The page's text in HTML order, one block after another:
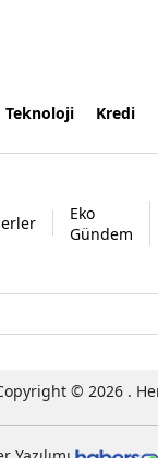
Teknoloji Kredi
Eko
Gündem
© 2026 . Her